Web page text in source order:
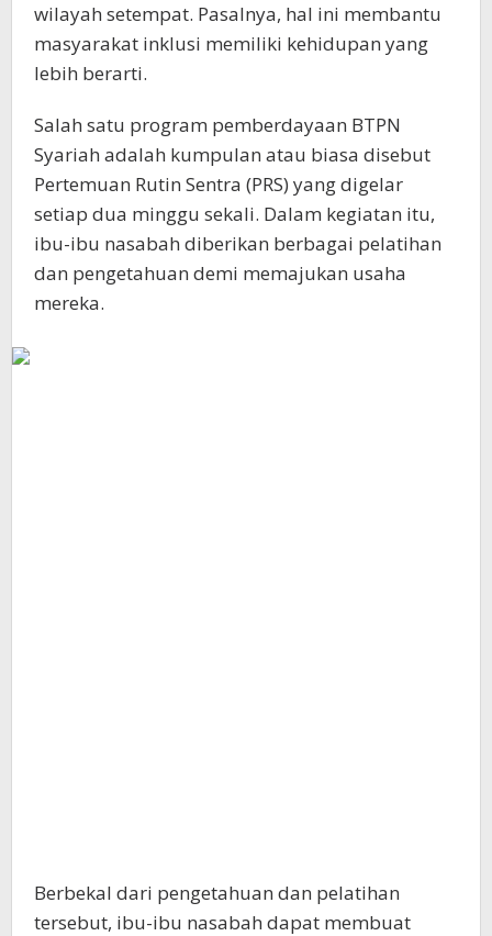
wilayah setempat. Pasalnya, hal ini membantu
masyarakat inklusi memiliki kehidupan yang
lebih berarti.
Salah satu program pemberdayaan BTPN
Syariah adalah kumpulan atau biasa disebut
Pertemuan Rutin Sentra (PRS) yang digelar
setiap dua minggu sekali. Dalam kegiatan itu,
ibu-ibu nasabah diberikan berbagai pelatihan
dan pengetahuan demi memajukan usaha
mereka.
Berbekal dari pengetahuan dan pelatihan
tersebut, ibu-ibu nasabah dapat membuat